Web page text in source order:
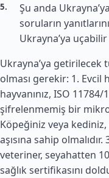
Şu anda
soruların
Ukrayna’ya
Ukrayna’ya getirilecek
olması gerekir: 1. Evcil
hayvanınız, ISO
şifrelenmemiş bir
Köpeğiniz veya
aşısına sahip
veteriner, seyahatten
sağlık sertifikasını